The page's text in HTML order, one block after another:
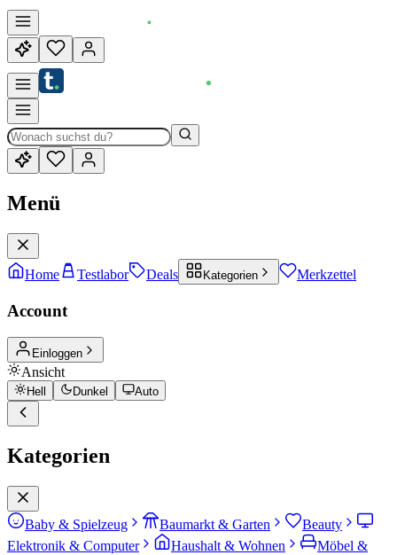
Menü
Home Testlabor Deals Kategorien Merkzettel
Account
Einloggen
Ansicht
Hell Dunkel Auto
Kategorien
Baby & Spielzeug Baumarkt & Garten
Beauty
Elektronik & Computer
Haushalt & Wohnen
Möbel &